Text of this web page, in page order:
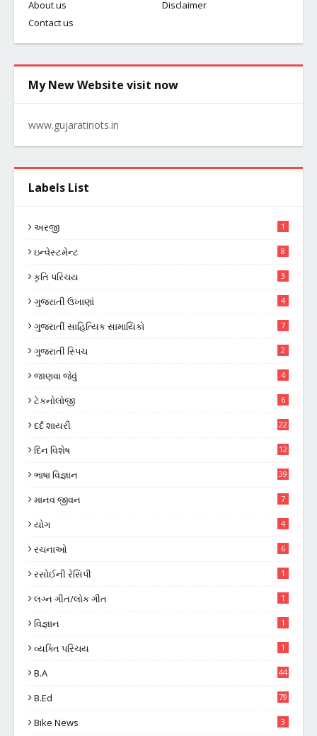
About us
Disclaimer
Contact us
My New Website visit now
www.gujaratinots.in
Labels List
અરજી 1
ઇન્વેસ્ટમેન્ટ 8
કૃતિ પરિચય 3
ગુજરાતી ઉખાણાં 4
ગુજરાતી સાહિત્યિક સામાયિકો 7
ગુજરાતી સ્પિચ 2
જાણવા જેવું 4
ટેકનોલોજી 6
દર્દ શાયરી 22
દિન વિશેષ 12
ભાષા વિજ્ઞાન 39
માનવ જીવન 7
યોગ 4
રચનાઓ 6
રસોઈની રેસિપી 1
લગ્ન ગીત/લોક ગીત 1
વિજ્ઞાન 1
વ્યક્તિ પરિચય 1
B.A 44
B.Ed 79
Bike News 3